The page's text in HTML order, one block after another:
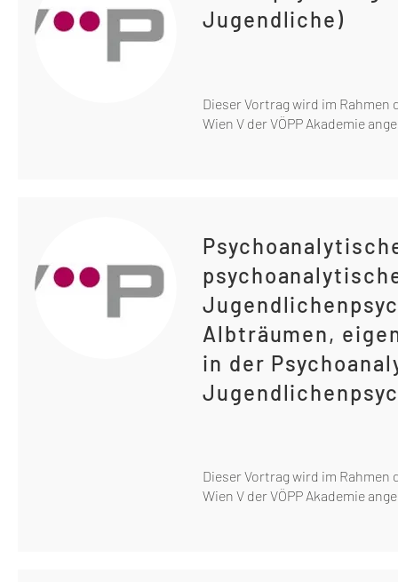
Jugendliche)
Dieser Vortrag wird im
Wien V der VÖPP Akademie
Albträumen,
in der
Dieser Vortrag wird im
Wien V der VÖPP Akademie